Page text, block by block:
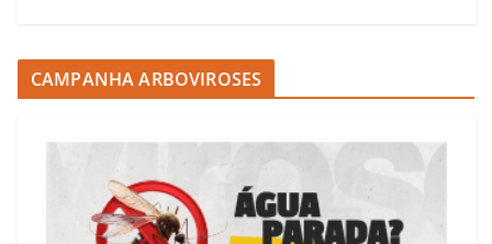
CAMPANHA ARBOVIROSES